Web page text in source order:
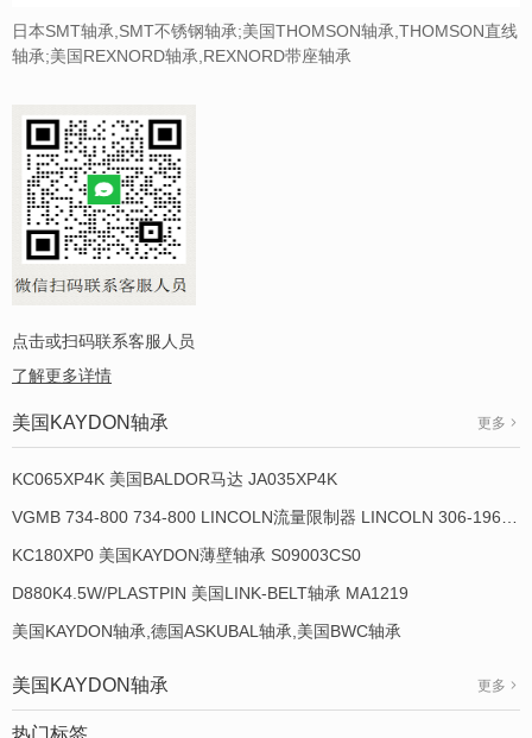
日本SMT轴承,SMT不锈钢轴承;美国THOMSON轴承,THOMSON直线
轴承;美国REXNORD轴承,REXNORD带座轴承
点击或扫码联系客服人员
了解更多详情
美国KAYDON轴承 更多
KC065XP4K 美国BALDOR马达 JA035XP4K
KC180XP0 美国KAYDON薄壁轴承 S09003CS0
D880K4.5W/PLASTPIN 美国LINK-BELT轴承 MA1219
美国KAYDON轴承,德国ASKUBAL轴承,美国BWC轴承
美国KAYDON轴承 更多
热门标签